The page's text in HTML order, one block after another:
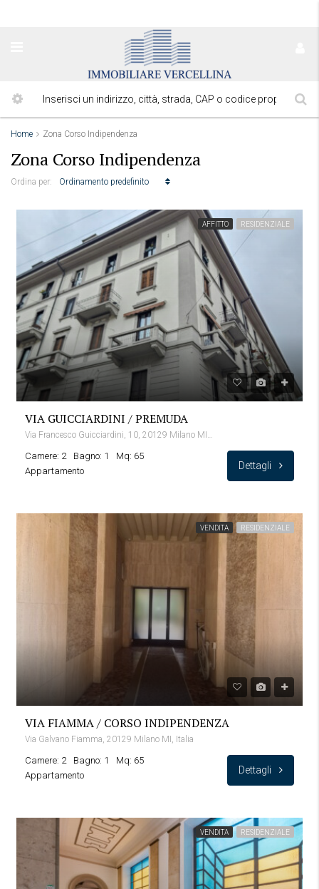
Home Zona Corso Indipendenza
Zona Corso Indipendenza
Ordina per: Ordinamento predefinito
AFFITTO RESIDENZIALE
VIA GUICCIARDINI / PREMUDA
Via Francesco Guicciardini, 10, 20129 Milano MI, Italia
Camere: 2 Bagno: 1
Mq: 65
Appartamento
Dettagli
VENDITA RESIDENZIALE
VIA FIAMMA / CORSO INDIPENDENZA
Via Galvano Fiamma, 20129 Milano MI, Italia
Camere: 2 Bagno: 1
Mq: 65
Appartamento
Dettagli
VENDITA RESIDENZIALE